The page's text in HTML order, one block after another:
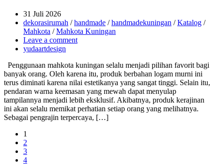
31 Juli 2026
dekorasirumah /handmade /handmadekuningan /Katalog /
Mahkota /Mahkota Kuningan
Leave a comment
yudaartdesign
Penggunaan mahkota kuningan selalu menjadi pilihan favorit bagi
banyak orang. Oleh karena itu, produk berbahan logam murni ini
terus diminati karena nilai estetikanya yang sangat tinggi. Selain itu,
pendaran warna keemasan yang mewah dapat menyulap
tampilannya menjadi lebih eksklusif. Akibatnya, produk kerajinan
ini akan selalu memikat perhatian setiap orang yang melihatnya.
Sebagai pengrajin terpercaya, […]
1
2
3
4